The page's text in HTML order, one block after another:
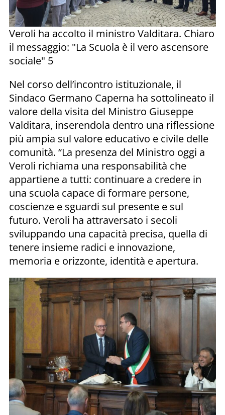
Veroli ha accolto il ministro Valditara. Chiaro
il messaggio: "La Scuola è il vero ascensore
sociale" 5
Nel corso dell’incontro istituzionale, il
Sindaco Germano Caperna ha sottolineato il
valore della visita del Ministro Giuseppe
Valditara, inserendola dentro una riflessione
più ampia sul valore educativo e civile delle
comunità. “La presenza del Ministro oggi a
Veroli richiama una responsabilità che
appartiene a tutti: continuare a credere in
una scuola capace di formare persone,
coscienze e sguardi sul presente e sul
futuro. Veroli ha attraversato i secoli
sviluppando una capacità precisa, quella di
tenere insieme radici e innovazione,
memoria e orizzonte, identità e apertura.